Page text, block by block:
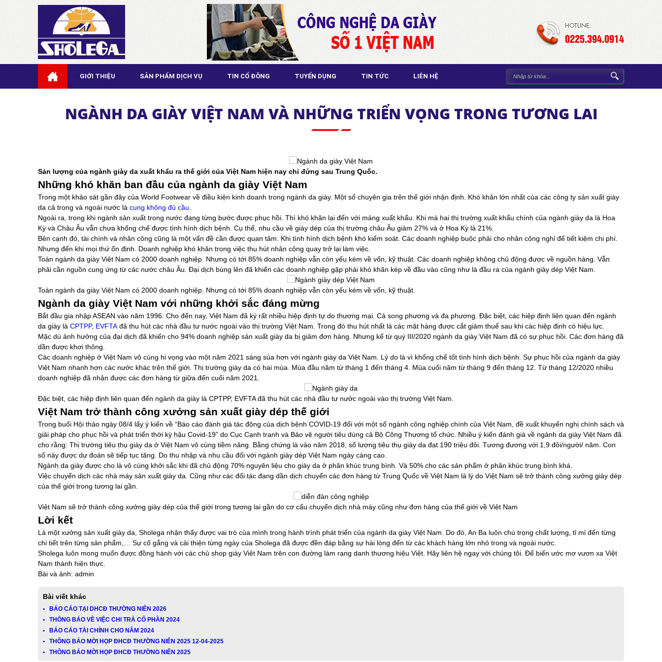
HOTLINE:
0225.394.0914
GIỚI THIỆU SẢN PHẨM DỊCH VỤ TIN CỔ ĐÔNG TUYỂN DỤNG TIN TỨC LIÊN HỆ
NGÀNH DA GIÀY VIỆT NAM VÀ NHỮNG TRIỂN VỌNG TRONG TƯƠNG LAI
Sản lượng của ngành giày da xuất khẩu ra thế giới của Việt Nam hiện nay chỉ đứng sau Trung Quốc.
Những khó khăn ban đầu của ngành da giày Việt Nam
Trong một khảo sát gần đây của World Footwear về điều kiện kinh doanh trong ngành da giày. Một số chuyên gia trên thế giới nhận định. Khó khăn lớn nhất của các công ty sản xuất giày
da cả trong và ngoài nước là cung không đủ cầu
Ngoài ra, trong khi ngành sản xuất trong nước đang từng bước được phục hồi. Thì khó khăn lại đến với mảng xuất khẩu. Khi mà hai thị trường xuất khẩu chính của ngành giày da là Hoa
Kỳ và Châu Âu vẫn chưa khống chế được tình hình dịch bệnh. Cụ thể, nhu cầu về giày dép của thị trường châu Âu giảm 27% và ở Hoa Kỳ là 21%.
Bên cạnh đó, tài chính và nhân công cũng là một vấn đề cần được quan tâm. Khi tình hình dịch bệnh khó kiểm soát. Các doanh nghiệp buộc phải cho nhân công nghỉ để tiết kiệm chi phí.
Nhưng đến khi mọi thứ ổn định. Doanh nghiệp khó khăn trong việc thu hút nhân công quay trở lại làm việc.
Toàn ngành da giày Việt Nam có 2000 doanh nghiệp. Nhưng có tới 85% doanh nghiệp vẫn còn yếu kém về vốn, kỹ thuật. Các doanh nghiệp không chủ động được về nguồn hàng. Vẫn
phải cần nguồn cung ứng từ các nước châu Âu. Đại dịch bùng lên đã khiến các doanh nghiệp gặp phải khó khăn kép về đầu vào cũng như là đầu ra của ngành giày dép Việt Nam.
Toàn ngành da giày Việt Nam có 2000 doanh nghiệp. Nhưng có tới 85% doanh nghiệp vẫn còn yếu kém về vốn, kỹ thuật.
Ngành da giày Việt Nam với những khởi sắc đáng mừng
Bắt đầu gia nhập ASEAN vào năm 1996. Cho đến nay, Việt Nam đã ký rất nhiều hiệp định tự do thương mại. Cả song phương và đa phương. Đặc biệt, các hiệp định liên quan đến ngành
da giày là CPTPP, EVFTA đã thu hút các nhà đầu tư nước ngoài vào thị trường Việt Nam. Trong đó thu hút nhất là các mặt hàng được cắt giảm thuế sau khi các hiệp định có hiệu lực.
Mặc dù ảnh hưởng của đại dịch đã khiến cho 94% doanh nghiệp sản xuất giày da bị giảm đơn hàng. Nhưng kể từ quý III/2020 ngành da giày Việt Nam đã có sự phục hồi. Các đơn hàng đã
dần được khơi thông.
Các doanh nghiệp ở Việt Nam vô cùng hi vọng vào một năm 2021 sáng sủa hơn với ngành giày da Việt Nam. Lý do là vì khống chế tốt tình hình dịch bệnh. Sự phục hồi của ngành da giày
Việt Nam nhanh hơn các nước khác trên thế giới. Thị trường giày da có hai mùa. Mùa đầu năm từ tháng 1 đến tháng 4. Mùa cuối năm từ tháng 9 đến tháng 12. Từ tháng 12/2020 nhiều
doanh nghiệp đã nhận được các đơn hàng từ giữa đến cuối năm 2021.
Đặc biệt, các hiệp định liên quan đến ngành da giày là CPTPP, EVFTA đã thu hút các nhà đầu tư nước ngoài vào thị trường Việt Nam.
Việt Nam trở thành công xưởng sản xuất giày dép thế giới
Trong buổi Hội thảo ngày 08/4 lấy ý kiến về “Báo cáo đánh giá tác động của dịch bệnh COVID-19 đối với một số ngành công nghiệp chính của Việt Nam, đề xuất khuyến nghị chính sách và
giải pháp cho phục hồi và phát triển thời kỳ hậu Covid-19” do Cục Cạnh tranh và Bảo vệ người tiêu dùng cả Bộ Công Thương tổ chức. Nhiều ý kiến đánh giá về ngành da giày Việt Nam đã
cho rằng: Thị trường tiêu thụ giày da ở Việt Nam vô cùng tiềm năng. Bằng chứng là vào năm 2018, số lượng tiêu thụ giày da đạt 190 triệu đôi. Tương đương với 1,9 đôi/người/ năm. Con
số này được dự đoán sẽ tiếp tục tăng. Do thu nhập và nhu cầu đối với ngành giày dép Việt Nam ngày càng cao.
Ngành da giày được cho là vô cùng khởi sắc khi đã chủ động 70% nguyên liệu cho giày da ở phân khúc trung bình. Và 50% cho các sản phẩm ở phân khúc trung bình khá.
Việc chuyển dịch các nhà máy sản xuất giày da. Cũng như các đối tác đang dần dịch chuyển các đơn hàng từ Trung Quốc về Việt Nam là lý do Việt Nam sẽ trở thành công xưởng giày dép
của thế giới trong tương lai gần.
Việt Nam sẽ trở thành công xưởng giày dép của thế giới trong tương lai gần do cơ cấu chuyển dịch nhà máy cũng như đơn hàng của thế giới về Việt Nam
Lời kết
Là một xưởng sản xuất giày da, Sholega nhận thấy được vai trò của mình trong hành trình phát triển của ngành da giày Việt Nam. Do đó, An Ba luôn chú trọng chất lượng, tỉ mỉ đến từng
chi tiết trên từng sản phẩm,… Sự cố gắng và cải thiện từng ngày của Sholega đã được đền đáp bằng sự hài lòng đến từ các khách hàng lớn nhỏ trong và ngoài nước.
Sholega luôn mong muốn được đồng hành với các chủ shop giày Việt Nam trên con đường làm rạng danh thương hiệu Việt. Hãy liên hệ ngay với chúng tôi. Để biến ước mơ vươn xa Việt
Nam thành hiện thực.
Bài và ảnh: admin
Bài viết khác
• BÁO CÁO TẠI DHCĐ THƯỜNG NIÊN 2026
• THÔNG BÁO VỀ VIỆC CHI TRẢ CỔ PHẦN 2024
• BÁO CÁO TÀI CHÍNH CHO NĂM 2024
• THÔNG BÁO MỜI HỌP ĐHCĐ THƯỜNG NIÊN 2025 12-04-2025
• THÔNG BÁO MỜI HỌP ĐHCĐ THƯỜNG NIÊN 2025